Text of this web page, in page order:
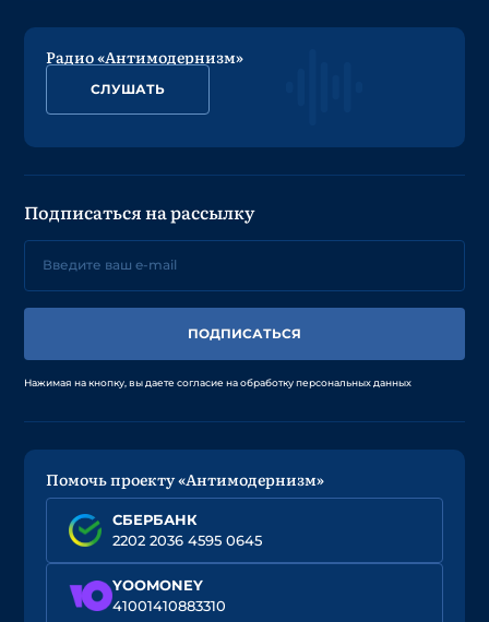
Радио «Антимодернизм»
СЛУШАТЬ
Подписаться на рассылку
ПОДПИСАТЬСЯ
Нажимая на кнопку, вы даете согласие на обработку персональных данных
Помочь проекту «Антимодернизм»
СБЕРБАНК
2202 2036 4595 0645
YOOMONEY
41001410883310